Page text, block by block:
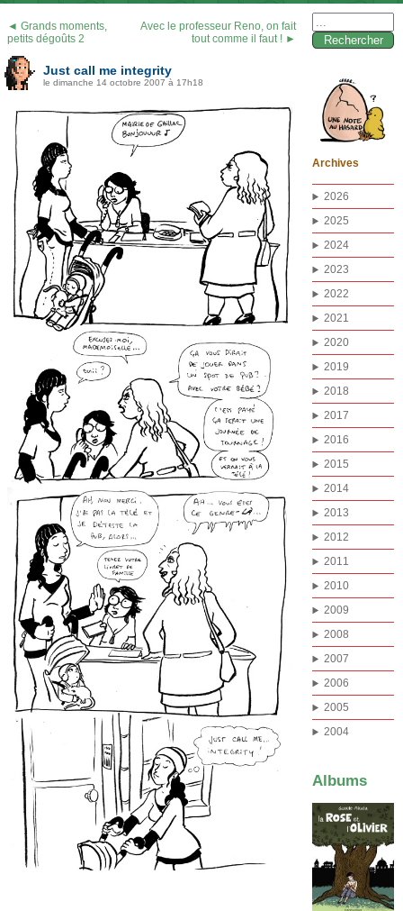
◄ Grands moments,
petits dégoûts 2
Avec le professeur Reno, on fait
tout comme il faut ! ►
Just call me integrity
le dimanche 14 octobre 2007 à 17h18
Archives
2026
2025
2024
2023
2022
2021
2020
2019
2018
2017
2016
2015
2014
2013
2012
2011
2010
2009
2008
2007
2006
2005
2004
Albums